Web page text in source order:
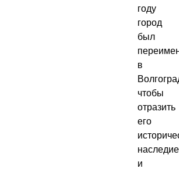
году
город
был
в
чтобы
отразить
его
наследие
и